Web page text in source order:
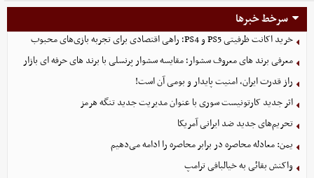
سرخط خبرها
خرید اکانت ظرفیتی PS5 و PS4؛ راهی اقتصادی برای تجربه بازی‌های محبوب
معرفی برند های معروف سشوار؛ مقایسه سشوار پرنسلی با برند های حرفه ای بازار
راز قدرت ایران، امنیت پایدار و بومی آن است!
اثر جدید کارتونیست سوری با عنوان مدیریت جدید تنگه هرمز
تحریم‌های جدید ضد ایرانی آمریکا
یمن: معادله محاصره در برابر محاصره را ادامه می‌دهیم
واکنش بقائی به خیالبافی ترامپ